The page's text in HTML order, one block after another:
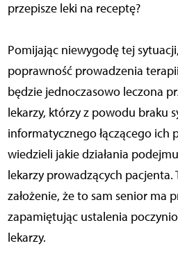
przepisze leki na receptę?
Pomijając niewygodę tej
poprawność prowadzenia
będzie jednoczasowo leczona
lekarzy, którzy z powodu braku
informatycznego łączącego ich
wiedzieli jakie działania
lekarzy prowadzących
założenie, że to sam senior ma
zapamiętując ustalenia
lekarzy.